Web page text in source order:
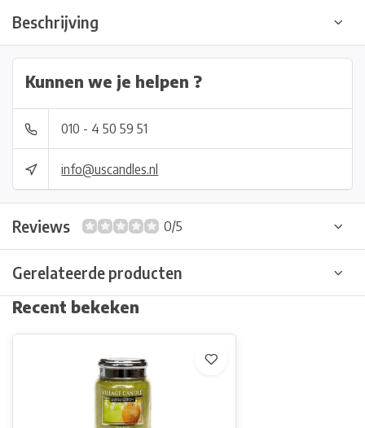
Beschrijving
Kunnen we je helpen ?
010 - 4 50 59 51
info@uscandles.nl
Reviews 0/5
Gerelateerde producten
Recent bekeken